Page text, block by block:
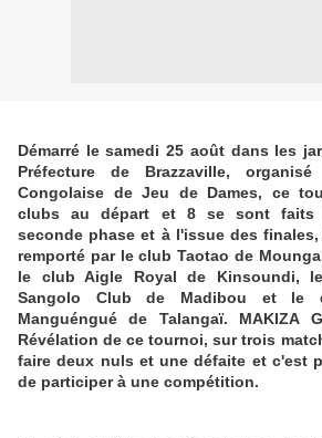
Démarré le samedi 25 août dans les
Préfecture de Brazzaville,
Congolaise de Jeu de Dames, ce
clubs au départ et 8 se sont faits
seconde phase et à l'issue des finales,
remporté par le club Taotao de
le club Aigle Royal de Kinsoundi,
Sangolo Club de Madibou et le
Manguéngué de Talangaï. MAKIZA
Révélation de ce tournoi, sur trois
faire deux nuls et une défaite et c'est
de participer à une compétition.